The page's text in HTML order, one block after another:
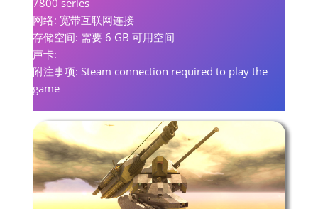
7800 series
网络: 宽带互联网连接
存储空间: 需要 6 GB 可用空间
声卡:
附注事项: Steam connection required to play the
game